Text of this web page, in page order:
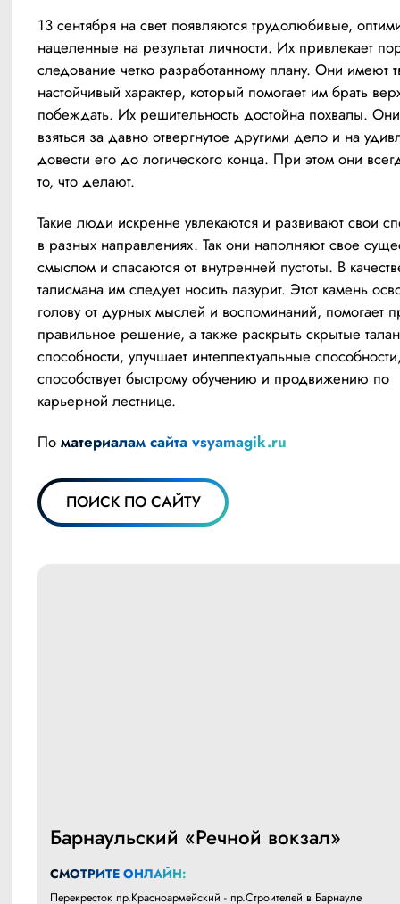
13 сентября на свет появляются трудолюбивые,
нацеленные на результат личности. Их привлекает
следование четко разработанному плану. Они имеют
настойчивый характер, который помогает им брать
побеждать. Их решительность достойна похвалы.
взяться за давно отвергнутое другими дело и на
довести его до логического конца. При этом они
то, что делают.
Такие люди искренне увлекаются и развивают свои
в разных направлениях. Так они наполняют свое
смыслом и спасаются от внутренней пустоты. В
талисмана им следует носить лазурит. Этот камень
голову от дурных мыслей и воспоминаний, помогает
правильное решение, а также раскрыть скрытые
способности, улучшает интеллектуальные
способствует быстрому обучению и продвижению по
карьерной лестнице.
По материалам сайта vsyamagik.ru
ПОИСК ПО САЙТУ
Барнаульский «Речной вокзал»
СМОТРИТЕ ОНЛАЙН:
Перекресток пр.Красноармейский - пр.Строителей в Барнауле